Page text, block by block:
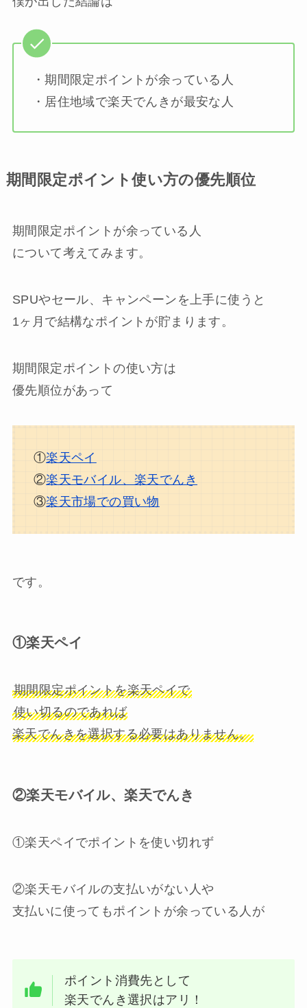
・期間限定ポイントが余っている人
・居住地域で楽天でんきが最安な人
期間限定ポイント使い方の優先順位
期間限定ポイントが余っている人
について考えてみます。
SPUやセール、キャンペーンを上手に使うと
1ヶ月で結構なポイントが貯まります。
期間限定ポイントの使い方は
優先順位があって
①楽天ペイ
②楽天モバイル、楽天でんき
③楽天市場での買い物
です。
①楽天ペイ
期間限定ポイントを楽天ペイで
使い切るのであれば
楽天でんきを選択する必要はありません。
②楽天モバイル、楽天でんき
①楽天ペイでポイントを使い切れず
②楽天モバイルの支払いがない人や
支払いに使ってもポイントが余っている人が
ポイント消費先として
楽天でんき選択はアリ！